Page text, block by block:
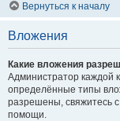
Вернуться к началу
Вложения
Какие вложения
Администратор каждой
определённые типы
разрешены, свяжитесь
помощи.